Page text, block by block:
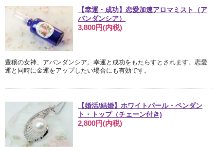
【幸運・成功】恋愛加速アロマミスト（ア
バンダンシア）
3,800円(内税)
豊穣の女神、アバンダンシア。幸運と成功をもたらすとされます。恋愛
運と同時に金運をアップしたい場合にも有効です。
【婚活/結婚】ホワイトパール・ペンダン
ト・トップ（チェーン付き)
2,800円(内税)